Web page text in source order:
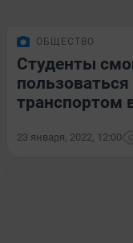
ОБЩЕСТВО
Студенты
транспортом
23 января, 2022, 12:00